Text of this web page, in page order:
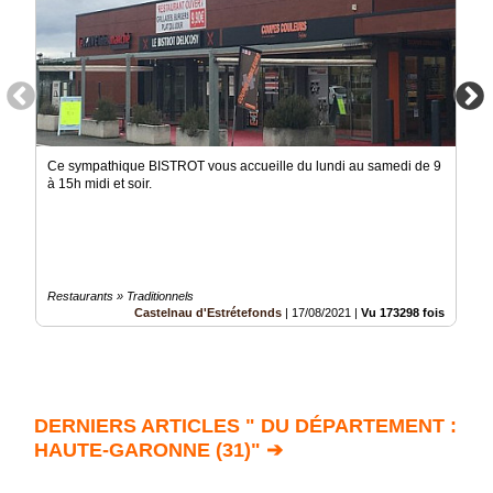
Ce sympathique BISTROT vous accueille du lundi au samedi de 9
à 15h midi et soir.
Restaurants » Traditionnels
Castelnau d'Estrétefonds | 17/08/2021 | Vu 173298 fois
DERNIERS ARTICLES " DU DÉPARTEMENT :
HAUTE-GARONNE (31)" ➔